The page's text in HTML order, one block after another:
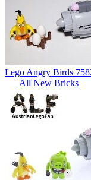
Lego Angry Birds
All New Bricks